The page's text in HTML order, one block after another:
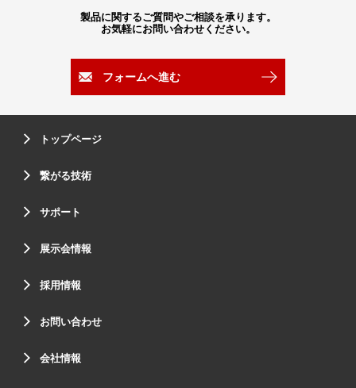
製品に関するご質問やご相談を承ります。
お気軽にお問い合わせください。
フォームへ進む
トップページ
繋がる技術
サポート
展示会情報
採用情報
お問い合わせ
会社情報